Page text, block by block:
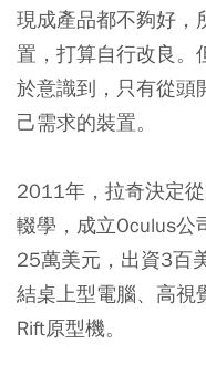
現成產品都不夠好，
置，打算自行改良。
於意識到，只有從頭
己需求的裝置。
2011年，拉奇決定
輟學，成立Oculus公
25萬美元，出資3百
結桌上型電腦、高視
Rift原型機。